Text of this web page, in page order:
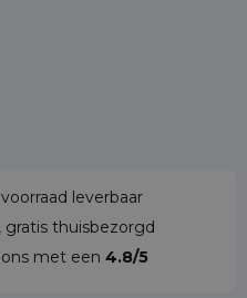
leverbaar
gratis thuisbezorgd
met een 4.8/5